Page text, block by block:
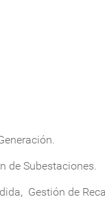
de Subestaciones.
Gestión de